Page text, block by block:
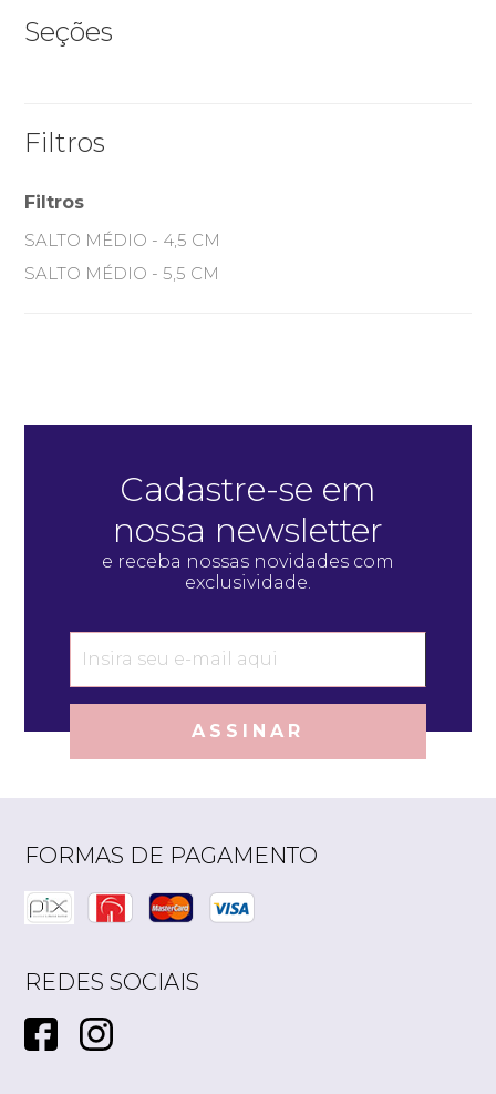
Quero me cadastrar
Seções
Filtros
Filtros
SALTO MÉDIO - 4,5 CM
SALTO MÉDIO - 5,5 CM
Cadastre-se em
nossa newsletter
e receba nossas novidades com
exclusividade.
ASSINAR
FORMAS DE PAGAMENTO
REDES SOCIAIS